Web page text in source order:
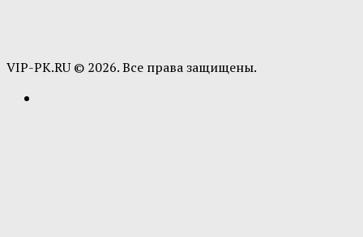
VIP-PK.RU © 2026. Все права защищены.